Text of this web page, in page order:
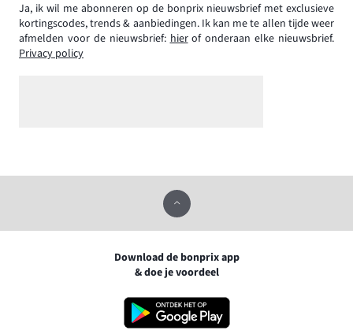
Ja, ik wil me abonneren op de bonprix nieuwsbrief met exclusieve
kortingscodes, trends & aanbiedingen. Ik kan me te allen tijde weer
afmelden voor de nieuwsbrief:hierof onderaan elke nieuwsbrief.
Privacy policy
Download de bonprix app
& doe je voordeel